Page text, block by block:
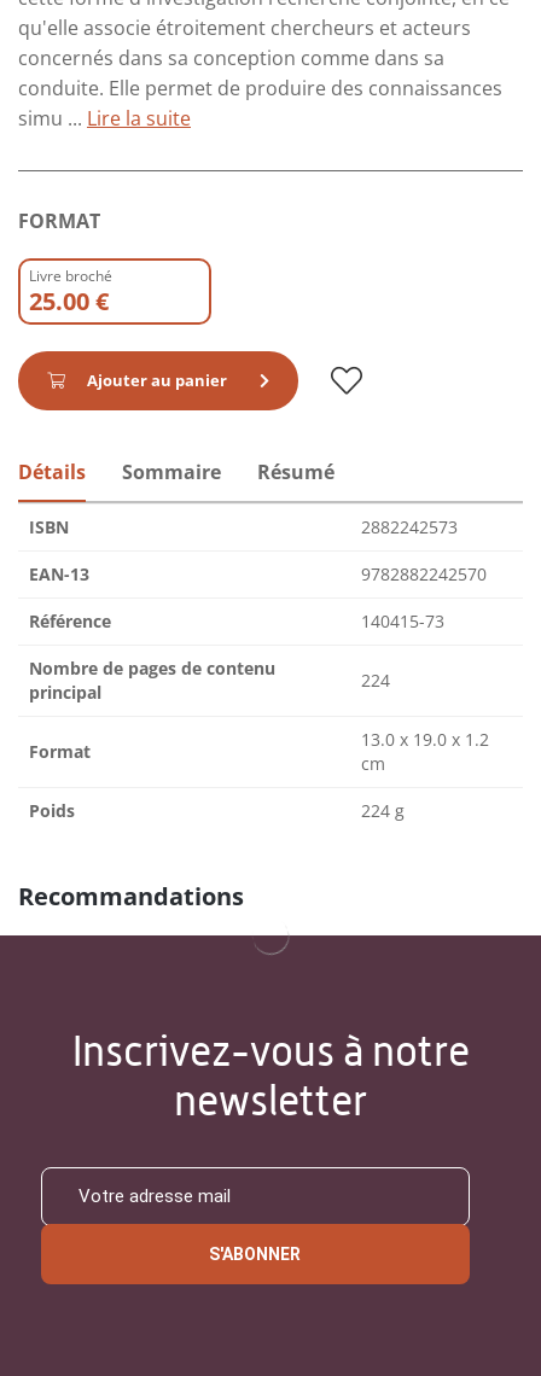
qu'elle associe étroitement chercheurs et acteurs
concernés dans sa conception comme dans sa
conduite. Elle permet de produire des connaissances
simu ... Lire la suite
FORMAT
Livre broché
25.00 €
Ajouter au panier
Détails Sommaire Résumé
ISBN 2882242573
EAN-13 9782882242570
Référence 140415-73
Nombre de pages de contenu
principal
224
Format
13.0 x 19.0 x 1.2
cm
Poids 224 g
Recommandations
Inscrivez-vous à notre
newsletter
S'ABONNER